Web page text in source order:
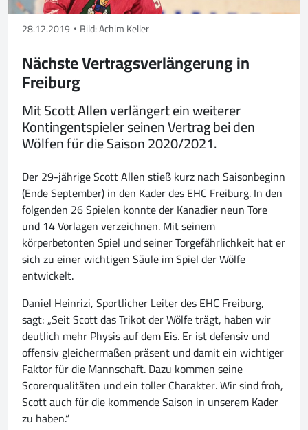
28.12.2019 Bild: Achim Keller
Nächste Vertragsverlängerung in
Freiburg
Mit Scott Allen verlängert ein weiterer
Kontingentspieler seinen Vertrag bei den
Wölfen für die Saison 2020/2021.
Der 29-jährige Scott Allen stieß kurz nach Saisonbeginn
(Ende September) in den Kader des EHC Freiburg. In den
folgenden 26 Spielen konnte der Kanadier neun Tore
und 14 Vorlagen verzeichnen. Mit seinem
körperbetonten Spiel und seiner Torgefährlichkeit hat er
sich zu einer wichtigen Säule im Spiel der Wölfe
entwickelt.
Daniel Heinrizi, Sportlicher Leiter des EHC Freiburg,
sagt: „Seit Scott das Trikot der Wölfe trägt, haben wir
deutlich mehr Physis auf dem Eis. Er ist defensiv und
offensiv gleichermaßen präsent und damit ein wichtiger
Faktor für die Mannschaft. Dazu kommen seine
Scorerqualitäten und ein toller Charakter. Wir sind froh,
Scott auch für die kommende Saison in unserem Kader
zu haben.“